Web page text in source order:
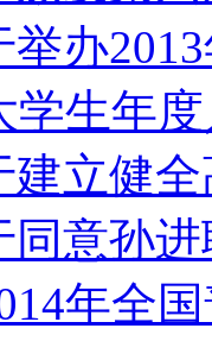
办
学生年
建立健
同意孙
年全